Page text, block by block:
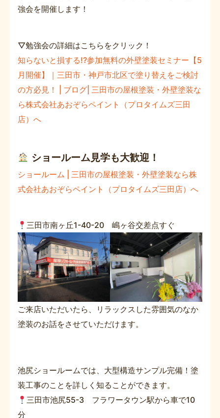
強会を開催します！
▽勉強会の詳細はこちらをクリック！
知らないと損する!?参加無料の外壁塗装セミナー【5
月開催】｜三田市・神戸市北区で塗り替えをご検討
の方必見！ | ブログ| 三田市の屋根塗装・外壁塗装な
ら株式会社あおぞらペイント（プロタイムズ三田
店）へ
ショールーム見学も大歓迎！
ショールーム | 三田市の屋根塗装・外壁塗装なら株
式会社あおぞらペイント（プロタイムズ三田店）へ
三田市南ヶ丘1-40-20 嶋ヶ谷交差点すぐ
ご来店いただいたら、リラックスした雰囲気のなか
塗装のお話をさせていただけます。
池尻ショールームでは、大型構造サンプル完備！塗
装工事のことを詳しく知ることができます。
三田市池尻55-3 フラワータウン駅から車で10
分